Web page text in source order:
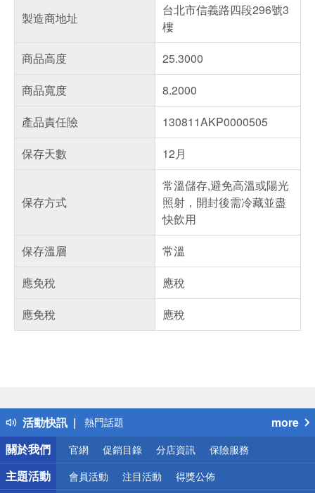
製造商地址
台北市信義路四段296號3
樓
商品高度
25.3000
商品寬度
8.2000
產品責任險
130811AKP0000505
保存天數
12月
保存方式
常溫儲存,避免高溫或陽光
照射，開封後需冷藏並盡
快飲用
保存溫層
常溫
應免稅
應稅
應免稅
應稅
活動快訊
得獎公告
熱門話題
銀行優惠
偏遠地區配送
詐騙網頁！請小心！
more
關於我們
官網 促銷目錄 分店資訊 保險服務
主題活動 會員活動 注目活動 得獎公佈